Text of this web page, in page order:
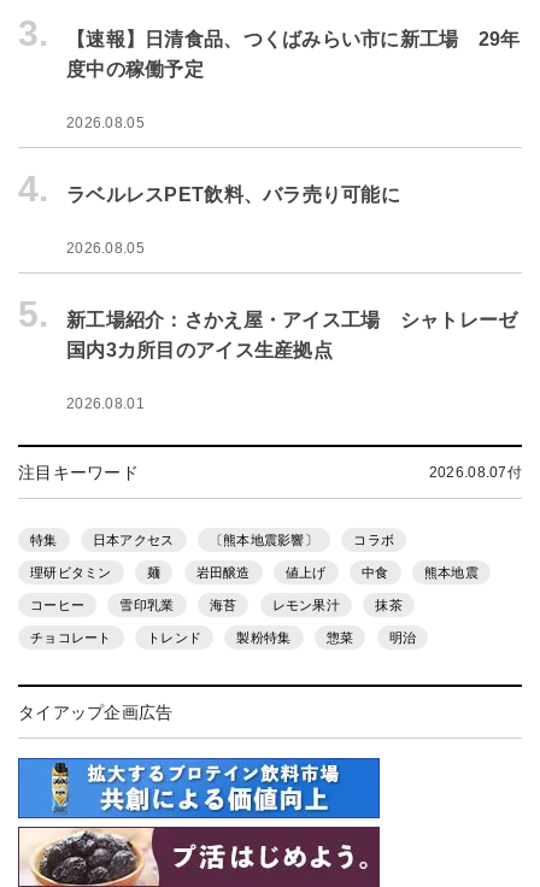
3.
【速報】日清食品、つくばみらい市に新工場 29年
度中の稼働予定
2026.08.05
4. ラベルレスPET飲料、バラ売り可能に
2026.08.05
5.
新工場紹介：さかえ屋・アイス工場 シャトレーゼ
国内3カ所目のアイス生産拠点
2026.08.01
注目キーワード 2026.08.07付
特集 日本アクセス 〔熊本地震影響〕 コラボ
理研ビタミン 麺 岩田醸造 値上げ 中食 熊本地震
コーヒー 雪印乳業 海苔 レモン果汁 抹茶
チョコレート トレンド 製粉特集 惣菜 明治
タイアップ企画広告